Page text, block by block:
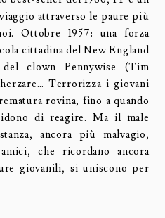
attraverso le paure più
Ottobre 1957: una forza
cittadina del New England
del clown Pennywise (Tim
Terrorizza i giovani
rovina, fino a quando
di reagire. Ma il male
ancora più malvagio,
che ricordano ancora
giovanili, si uniscono per